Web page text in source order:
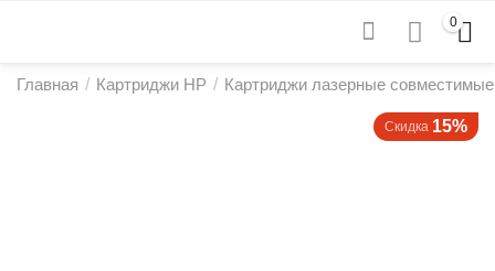
0
Главная / Картриджи HP / Картриджи лазерные
Скидка 15%